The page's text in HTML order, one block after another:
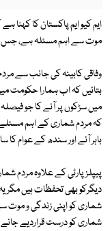
ایم کیو ایم پاکستان کا
موت سے اہم مسئلہ ہے، جس
وفاقی کابینہ کی جانب سے
بتائیں کہ اب ہمارا حکومت
میں سڑکوں پر آنے کا جو
کہ مردم شماری کے اہم مسئلے
باہر آئے اور سندھ کے عوام
پیپلز پارٹی کے علاوہ مردم
دیگرکو بھی تحفظات ہیں مگر
شماری کو اپنی زندگی و موت سے
شماری کو درست قراردیے